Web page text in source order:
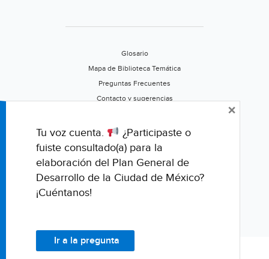
Glosario
Mapa de Biblioteca Temática
Preguntas Frecuentes
Contacto y sugerencias
Califica este portal
Tu voz cuenta.
¿Participaste o
fuiste consultado(a) para la
elaboración del Plan General de
Desarrollo de la Ciudad de México?
¡Cuéntanos!
Ir a la pregunta
×